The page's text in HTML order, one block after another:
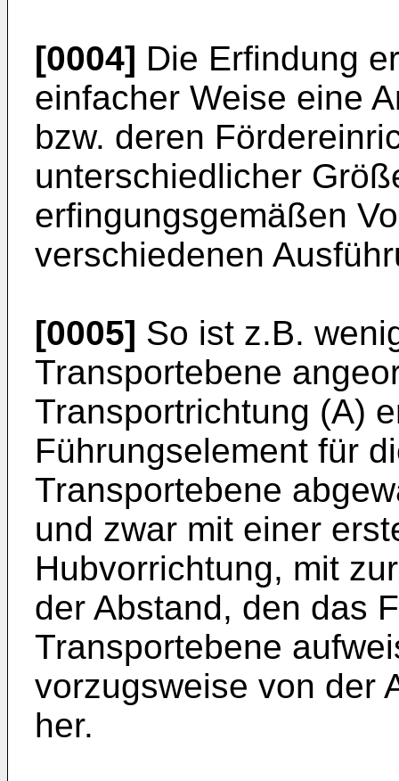
[0004] Die Erfindung
einfacher Weise eine
bzw. deren
unterschiedlicher
erfingungsgemäßen
verschiedenen
[0005] So ist z.B.
Transportebene
Transportrichtung (A)
Führungselement für
Transportebene
und zwar mit einer
Hubvorrichtung, mit
der Abstand, den das
Transportebene
vorzugsweise von der
her.